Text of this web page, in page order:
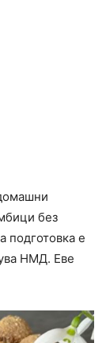
без
подготовка е
НМД. Еве